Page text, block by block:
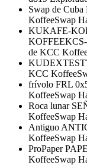
Swap de
KoffeeSwap
KUKAFE-
de KCC
KCC
frívolo FRL
KoffeeSwap
Roca lunar
KoffeeSwap
Antiguo
KoffeeSwap
ProPaper
KoffeeSwap